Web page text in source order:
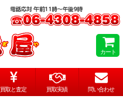
カート
買取と査定 買取実績 問い合わせ